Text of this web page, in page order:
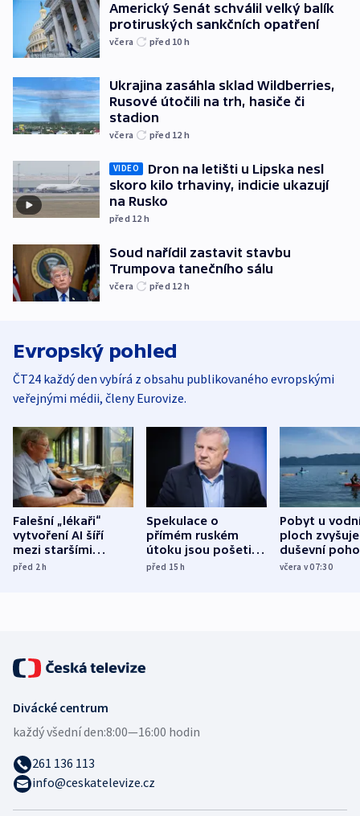
Americký Senát schválil velký balík
protiruských sankčních opatření
včera před 10 h
Ukrajina zasáhla sklad Wildberries,
Rusové útočili na trh, hasiče či
stadion
včera před 12 h
VIDEO
Dron na letišti u Lipska nesl
skoro kilo trhaviny, indicie ukazují
na Rusko
před 12 h
Soud nařídil zastavit stavbu
Trumpova tanečního sálu
včera před 12 h
Evropský pohled
ČT24 každý den vybírá z obsahu publikovaného evropskými
veřejnými médii, členy Eurovize.
Falešní „lékaři“
vytvoření AI šíří
mezi staršími
Poláky nebezpečné
před 2h
Spekulace o
přímém ruském
útoku jsou pošetilé,
míní estonský
před 15h
Pobyt u
ploch zvyšuje
duševní
ukázala
včera v 07:30
Divácké centrum
každý všední den:8:00—16:00 hodin
261 136 113
info@ceskatelevize.cz